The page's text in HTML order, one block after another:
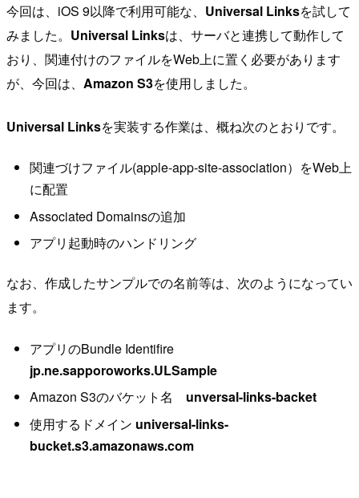
今回は、iOS 9以降で利用可能な、 Universal Linksを試して
みました。 Universal Linksは、サーバと連携して動作して
おり、関連付けのファイルをWeb上に置く必要があります
が、今回は、 Amazon S3を使用しました。
Universal Linksを実装する作業は、概ね次のとおりです。
関連づけファイル(apple-app-site-association）をWeb上
に配置
Associated Domainsの追加
アプリ起動時のハンドリング
なお、作成したサンプルでの名前等は、次のようになってい
ます。
アプリのBundle Identifire
jp.ne.sapporoworks.ULSample
Amazon S3のバケット名 unversal-links-backet
使用するドメイン universal-links-
bucket.s3.amazonaws.com